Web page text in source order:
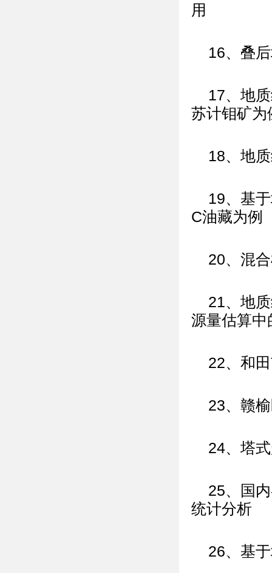
用
16、叠
17、地
苏计钼矿为
18、地
19、基
C油藏为例
20、混
21、地
源量估算中
22、和
23、赣
24、塔
25、国
统计分析
26、基